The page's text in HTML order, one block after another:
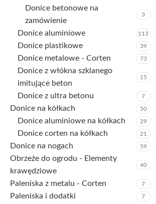
Donice betonowe na
zamówienie
3
Donice aluminiowe 113
Donice plastikowe 39
Donice metalowe - Corten 73
Donice z włókna szklanego
imitujące beton
15
Donice z ultra betonu 7
Donice na kółkach 50
Donice aluminiowe na kółkach 29
Donice corten na kółkach 21
Donice na nogach 59
Obrzeże do ogrodu - Elementy
krawędziowe
40
Paleniska z metalu - Corten 7
Paleniska i dodatki 7